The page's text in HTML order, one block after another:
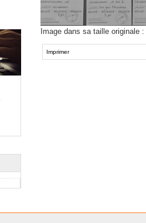
Image dans sa taille originale :
surImprimer